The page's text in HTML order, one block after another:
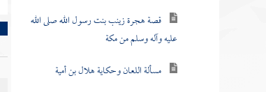
قصة هجرة زينب بنت رسول الله صلى الله
عليه وآله وسلم من مكة
مسألة اللعان وحكاية هلال بن أمية